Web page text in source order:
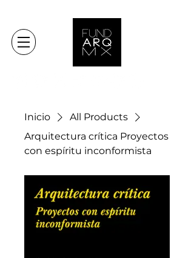
Inicio
All Products
Arquitectura crítica Proyectos
con espíritu inconformista